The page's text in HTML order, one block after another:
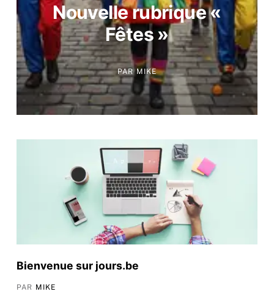
Nouvelle rubrique «
Fêtes »
PARMIKE
Bienvenue sur jours.be
PAR MIKE